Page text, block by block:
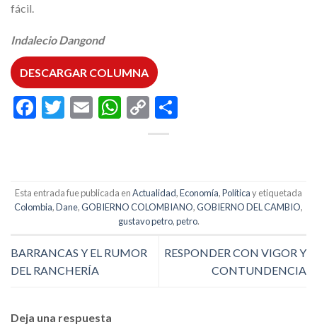
fácil.
Indalecio Dangond
DESCARGAR COLUMNA
Facebook
Twitter
EmailWhatsApp
Copy
Link
Esta entrada fue publicada enActualidad,Economía,Políticay etiquetada
Colombia,Dane,GOBIERNO COLOMBIANO,GOBIERNO DEL CAMBIO,
gustavo petro,petro.
BARRANCAS Y EL RUMOR
DEL RANCHERÍA
RESPONDER CON VIGOR Y
CONTUNDENCIA
Deja una respuesta